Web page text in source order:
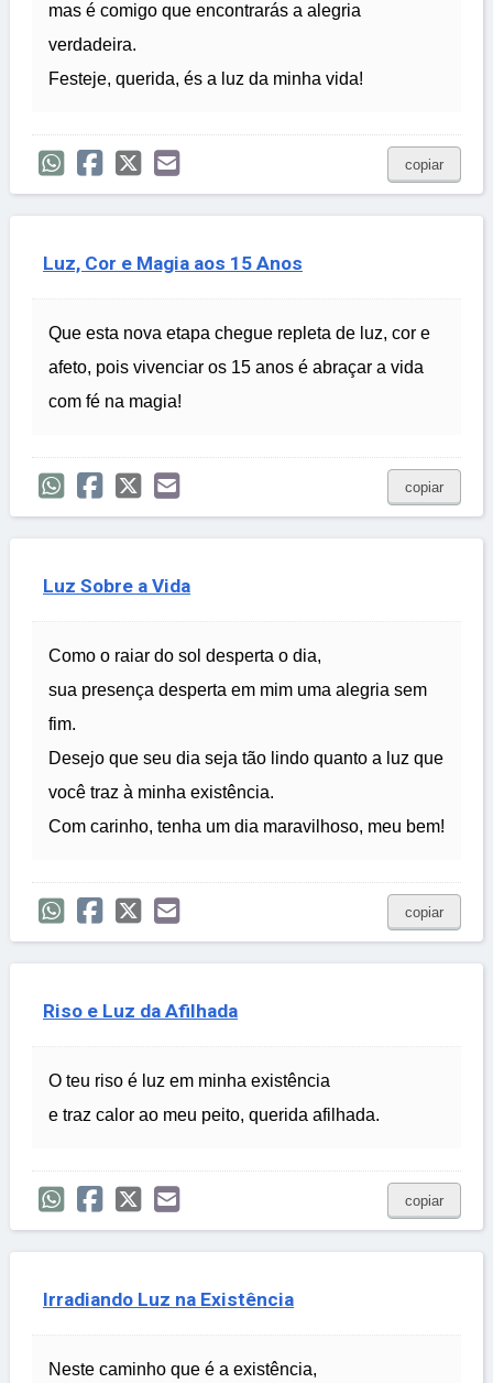
mas é comigo que encontrarás a alegria
verdadeira.
Festeje, querida, és a luz da minha vida!
copiar
Luz, Cor e Magia aos 15 Anos
Que esta nova etapa chegue repleta de luz, cor e
afeto, pois vivenciar os 15 anos é abraçar a vida
com fé na magia!
copiar
Luz Sobre a Vida
Como o raiar do sol desperta o dia,
sua presença desperta em mim uma alegria sem
fim.
Desejo que seu dia seja tão lindo quanto a luz que
você traz à minha existência.
Com carinho, tenha um dia maravilhoso, meu bem!
copiar
Riso e Luz da Afilhada
O teu riso é luz em minha existência
e traz calor ao meu peito, querida afilhada.
copiar
Irradiando Luz na Existência
Neste caminho que é a existência,